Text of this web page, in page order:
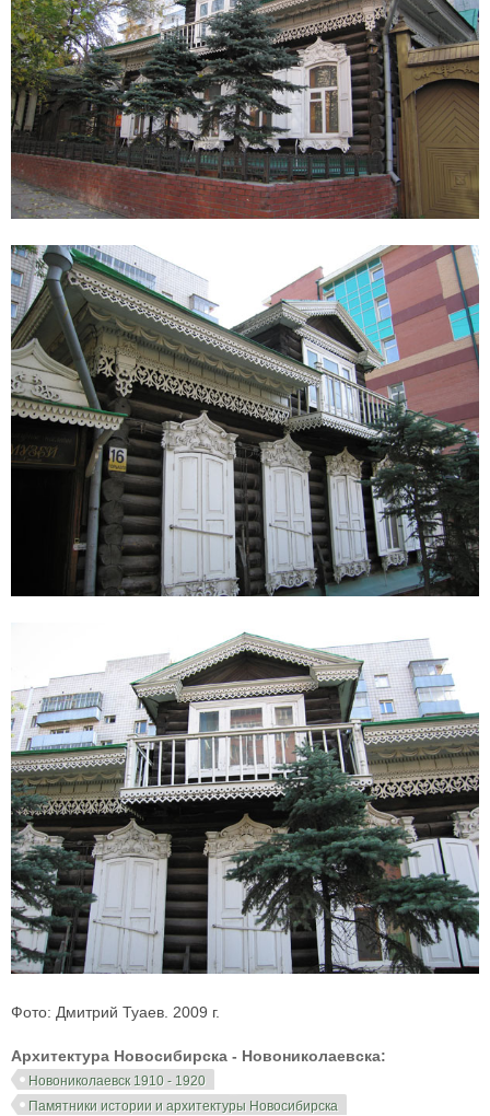
Фото: Дмитрий Туаев. 2009 г.
Архитектура Новосибирска - Новониколаевска:
Новониколаевск 1910 - 1920
Памятники истории и архитектуры Новосибирска